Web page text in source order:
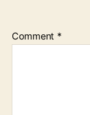
Comment *